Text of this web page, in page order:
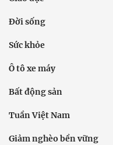
Đời sống
Sức khỏe
Ô tô xe máy
Bất động sản
Tuần Việt Nam
Giảm nghèo bền vững